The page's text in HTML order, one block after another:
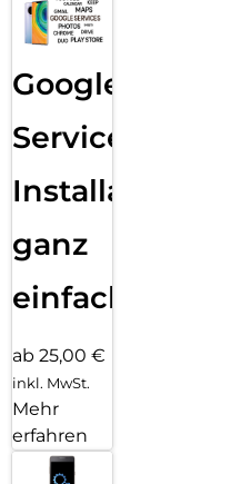
Google
Services
Installation
ganz
einfach
ab 25,00 €
inkl. MwSt.
Mehr
erfahren